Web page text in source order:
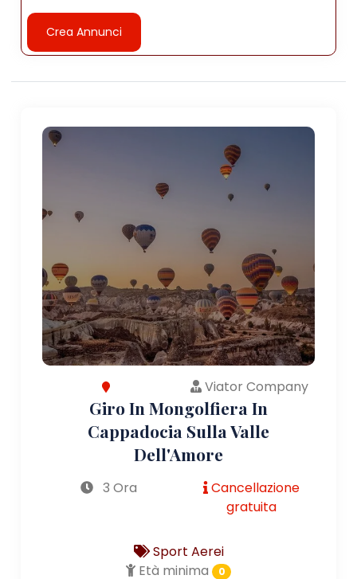
Crea Annunci
Viator Company
Giro In Mongolfiera In
Cappadocia Sulla Valle
Dell'Amore
3 Ora
Cancellazione
gratuita
Sport Aerei
Età minima
0